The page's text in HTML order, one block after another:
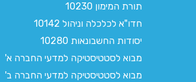
תורת המימון 10230
חדו"א לכלכלה וניהול 10142
יסודות החשבונאות 10280
מבוא לסטטיסטיקה למדעי החברה א'
מבוא לסטטיסטיקה למדעי החברה ב'